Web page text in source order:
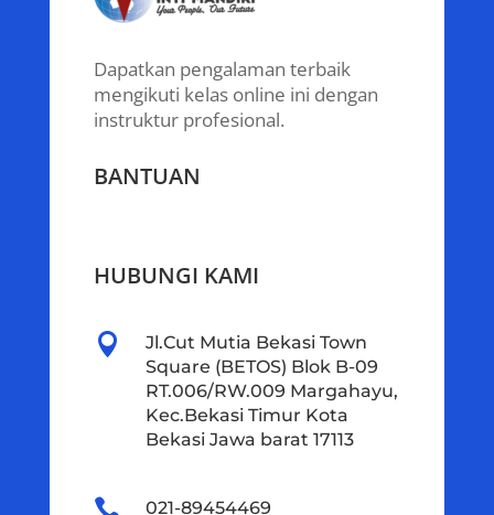
Dapatkan pengalaman terbaik
mengikuti kelas online ini dengan
instruktur profesional.
BANTUAN
HUBUNGI KAMI

Jl.Cut Mutia Bekasi Town
Square (BETOS) Blok B-09
RT.006/RW.009 Margahayu,
Kec.Bekasi Timur Kota
Bekasi Jawa barat 17113
 021-89454469